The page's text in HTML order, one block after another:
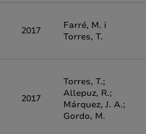
2017
Farré, M. i
Torres, T.
2017
Torres, T.;
Allepuz, R.;
Márquez, J. A.;
Gordo, M.